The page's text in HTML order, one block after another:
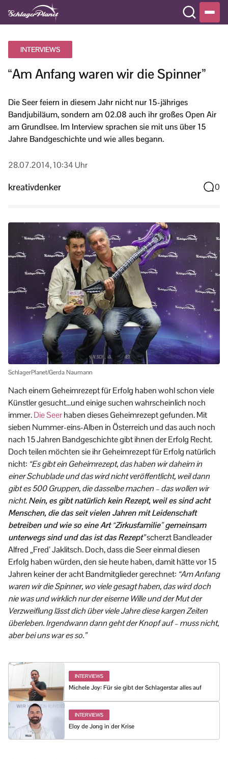
INTERVIEWS
“Am Anfang waren wir die Spinner”
Die Seer feiern in diesem Jahr nicht nur 15-jähriges
Bandjubiläum, sondern am 02.08 auch ihr großes Open Air
am Grundlsee. Im Interview sprachen sie mit uns über 15
Jahre Bandgeschichte und wie alles begann.
28.07.2014, 10:34 Uhr
kreativdenker 0
SchlagerPlanet/Gerda Naumann
Nach einem Geheimrezept für Erfolg haben wohl schon viele
Künstler gesucht…und einige suchen wahrscheinlich noch
immer.Die Seerhaben dieses Geheimrezept gefunden. Mit
sieben Nummer-eins-Alben in Österreich und das auch noch
nach 15 Jahren Bandgeschichte gibt ihnen der Erfolg Recht.
Doch teilen möchten sie ihr Geheimrezept für Erfolg natürlich
nicht: “Es gibt ein Geheimrezept, das haben wir daheim in
einer Schublade und das wird nicht veröffentlicht, weil dann
gibt es 500 Gruppen, die dasselbe machen – das wollen wir
nicht.Nein, es gibt natürlich kein Rezept, weil es sind acht
Menschen, die das seit vielen Jahren mit Leidenschaft
betreiben und wie so eine Art “Zirkusfamilie” gemeinsam
unterwegs sind und das ist das Rezept”scherzt Bandleader
Alfred „Fred’ Jaklitsch. Doch, dass die Seer einmal diesen
Erfolg haben würden, den sie heute haben, damit hätte vor 15
Jahren keiner der acht Bandmitglieder gerechnet: “Am Anfang
waren wir die Spinner, wo viele gesagt haben, das wird doch
nie was und wirklich nur der eiserne Wille und der Mut der
Verzweiflung lässt dich über viele Jahre diese kargen Zeiten
überleben. Irgendwann dann geht der Knopf auf – muss nicht,
aber bei uns war es so.”
INTERVIEWS
Michele Joy: Für sie gibt der Schlagerstar alles auf
INTERVIEWS
Eloy de Jong in der Krise